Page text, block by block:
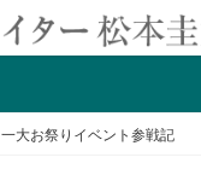
一大お祭りイベント参戦記